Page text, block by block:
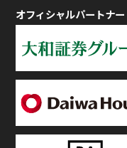
オフィシャルパートナー